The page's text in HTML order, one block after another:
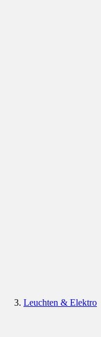
Leuchten & Elektro